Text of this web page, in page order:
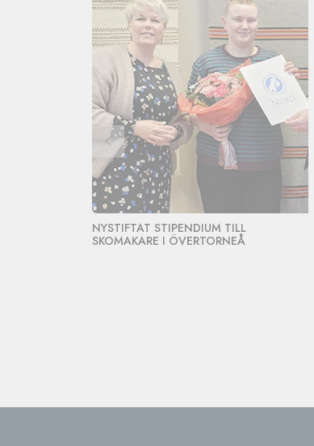
NYSTIFTAT STIPENDIUM TILL
SKOMAKARE I ÖVERTORNEÅ